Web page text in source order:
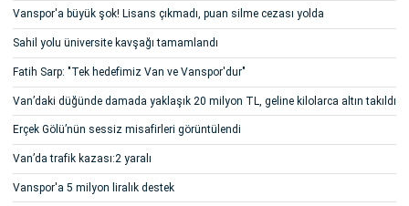
Vanspor'a büyük şok! Lisans çıkmadı, puan silme cezası yolda
Sahil yolu üniversite kavşağı tamamlandı
Fatih Sarp: "Tek hedefimiz Van ve Vanspor'dur"
Van’daki düğünde damada yaklaşık 20 milyon TL, geline kilolarca altın takıldı
Erçek Gölü’nün sessiz misafirleri görüntülendi
Van’da trafik kazası:2 yaralı
Vanspor'a 5 milyon liralık destek